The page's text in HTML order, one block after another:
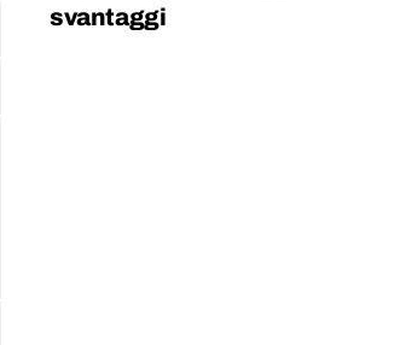
svantaggi